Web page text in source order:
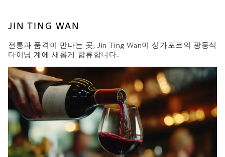
JIN TING WAN
전통과 품격이 만나는 곳, Jin Ting Wan이 싱가포르의 광둥식
다이닝 계에 새롭게 합류합니다.